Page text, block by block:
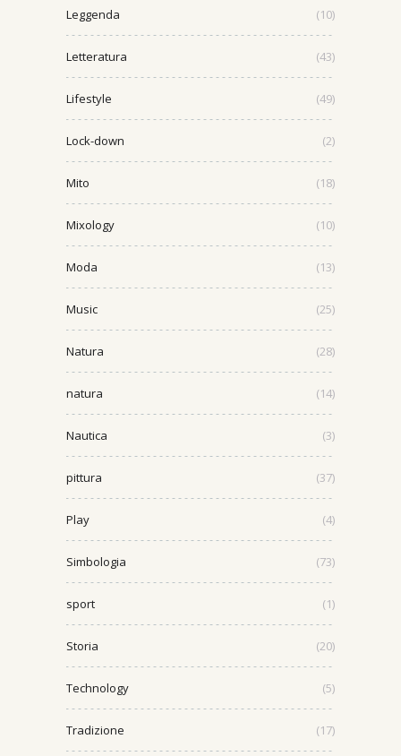
Leggenda (10)
Letteratura (43)
Lifestyle (49)
Lock-down (2)
Mito (18)
Mixology (10)
Moda (13)
Music (25)
Natura (28)
natura (14)
Nautica (3)
pittura (37)
Play (4)
Simbologia (73)
sport (1)
Storia (20)
Technology (5)
Tradizione (17)